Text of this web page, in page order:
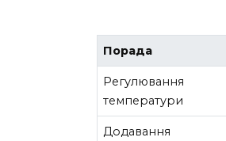
Порада
Регулювання
температури
Додавання